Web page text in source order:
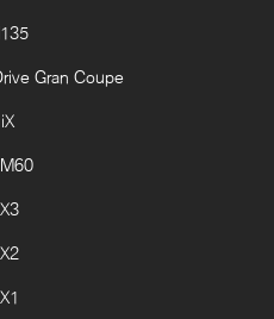
Gran Coupe
iX